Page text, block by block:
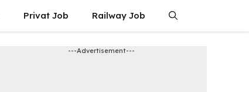
Privat Job Railway Job
---Advertisement---